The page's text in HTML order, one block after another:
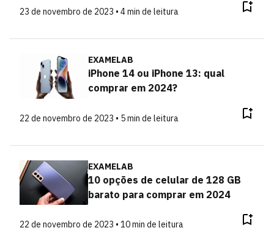
23 de novembro de 2023 • 4 min de leitura
EXAMELAB
iPhone 14 ou iPhone 13: qual
comprar em 2024?
22 de novembro de 2023 • 5 min de leitura
EXAMELAB
10 opções de celular de 128 GB
barato para comprar em 2024
22 de novembro de 2023 • 10 min de leitura